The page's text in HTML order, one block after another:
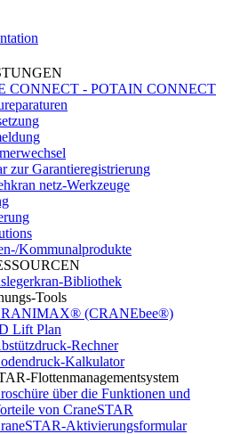
CONNECT - POTAIN CONNECT
zur Garantieregistrierung
netz-Werkzeuge
Kommunalprodukte
Bibliothek
Tools
(CRANEbee®)
Lift Plan
Rechner
Kalkulator
Flottenmanagementsystem
über die Funktionen und
von CraneSTAR
Aktivierungsformular